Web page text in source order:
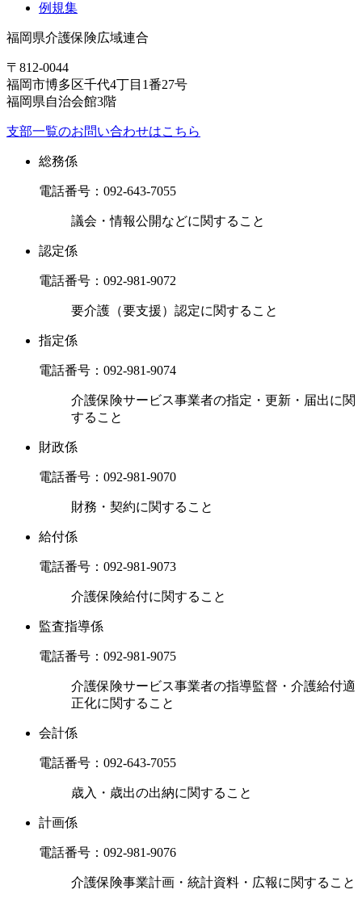
例規集
福岡県介護保険広域連合
〒812-0044
福岡市博多区千代4丁目1番27号
福岡県自治会館3階
支部一覧のお問い合わせはこちら
総務係
電話番号： 092-643-7055
議会・情報公開などに関すること
認定係
電話番号： 092-981-9072
要介護（要支援）認定に関すること
指定係
電話番号： 092-981-9074
介護保険サービス事業者の指定・更新・届出に関
すること
財政係
電話番号： 092-981-9070
財務・契約に関すること
給付係
電話番号： 092-981-9073
介護保険給付に関すること
監査指導係
電話番号： 092-981-9075
介護保険サービス事業者の指導監督・介護給付適
正化に関すること
会計係
電話番号： 092-643-7055
歳入・歳出の出納に関すること
計画係
電話番号： 092-981-9076
介護保険事業計画・統計資料・広報に関すること